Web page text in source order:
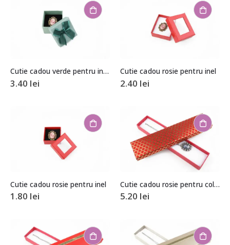
Cutie cadou verde pentru inel/cercei
3.40 lei
Cutie cadou rosie pentru inel
2.40 lei
Cutie cadou rosie pentru inel
1.80 lei
Cutie cadou rosie pentru colier/bratara
5.20 lei